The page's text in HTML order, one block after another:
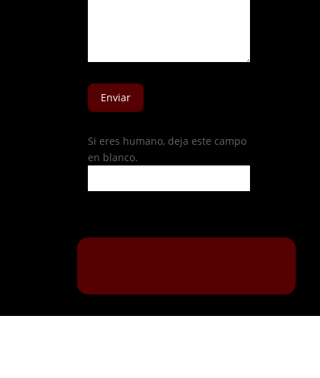
Enviar
Si eres humano, deja este campo
en blanco.